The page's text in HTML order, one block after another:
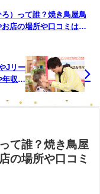
）って誰？焼き鳥屋鳥
店の場所や口コミは？
Jリー
年収が
て誰？焼き鳥屋
の場所や口コミ